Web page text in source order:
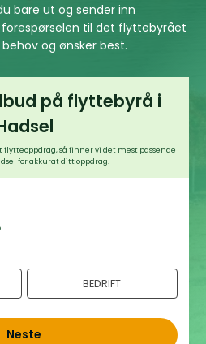
bare ut og sender inn
til det flyttebyrået
og ønsker best.
på flyttebyrå i
flytteoppdrag, så finner vi det mest passende
for akkurat ditt oppdrag.
BEDRIFT
Neste